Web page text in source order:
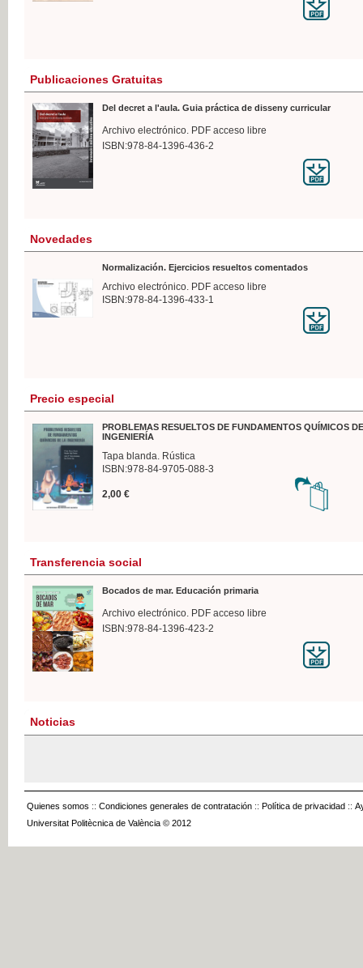
Publicaciones Gratuitas
Del decret a l'aula. Guia práctica de disseny curricular
Archivo electrónico. PDF acceso libre
ISBN:978-84-1396-436-2
Novedades
Normalización. Ejercicios resueltos comentados
Archivo electrónico. PDF acceso libre
ISBN:978-84-1396-433-1
Precio especial
PROBLEMAS RESUELTOS DE FUNDAMENTOS QUÍMICOS
INGENIERÍA
Tapa blanda. Rústica
ISBN:978-84-9705-088-3
2,00 €
Transferencia social
Bocados de mar. Educación primaria
Archivo electrónico. PDF acceso libre
ISBN:978-84-1396-423-2
Noticias
Quienes somos :: Condiciones generales de contratación :: Política de privacidad ::
Universitat Politècnica de València © 2012